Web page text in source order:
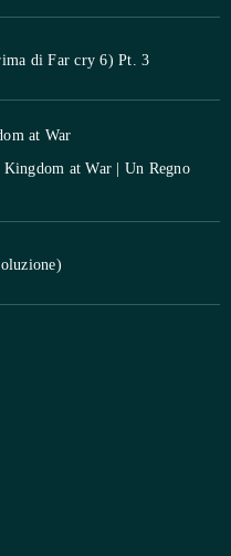
di Far cry 6) Pt. 3
at War
at War | Un Regno